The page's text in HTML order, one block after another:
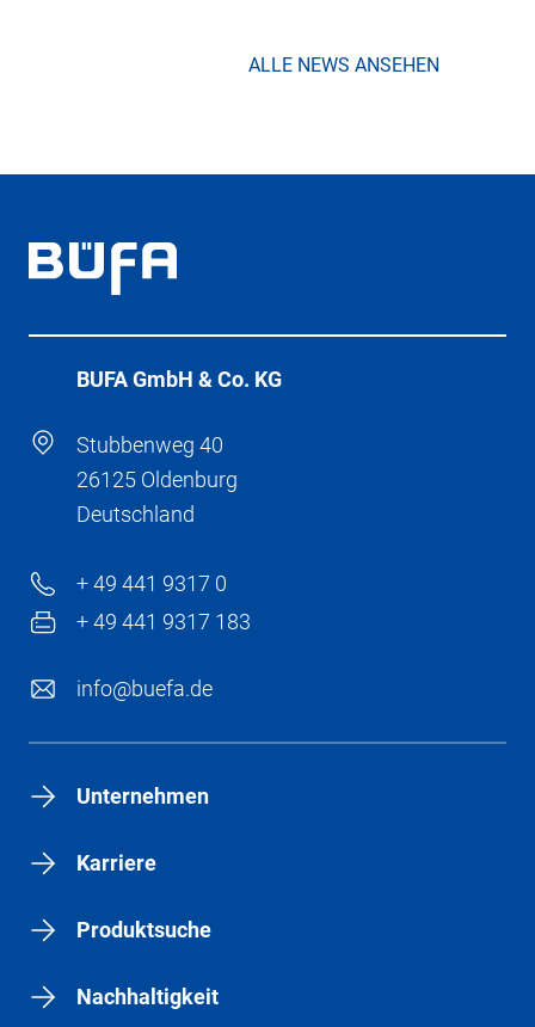
ALLE NEWS ANSEHEN
BÜFA GmbH & Co. KG
Stubbenweg 40
26125 Oldenburg
Deutschland
+ 49 441 9317 0
+ 49 441 9317 183
info@buefa.de
Unternehmen
Karriere
Produktsuche
Nachhaltigkeit